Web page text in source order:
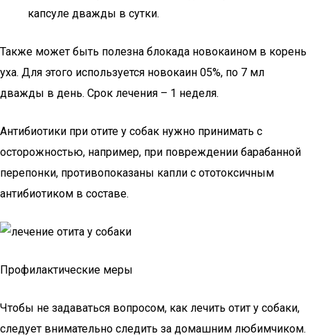
капсуле дважды в сутки.
Также может быть полезна блокада новокаином в корень
уха. Для этого используется новокаин 05%, по 7 мл
дважды в день. Срок лечения – 1 неделя.
Антибиотики при отите у собак нужно принимать с
осторожностью, например, при повреждении барабанной
перепонки, противопоказаны капли с ототоксичным
антибиотиком в составе.
Профилактические меры
Чтобы не задаваться вопросом, как лечить отит у собаки,
следует внимательно следить за домашним любимчиком.